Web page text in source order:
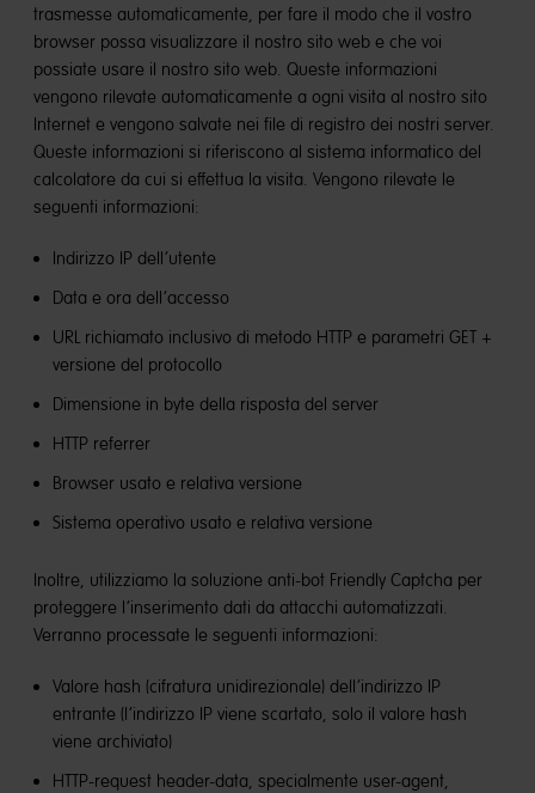
trasmesse automaticamente, per fare il modo che il vostro
browser possa visualizzare il nostro sito web e che voi
possiate usare il nostro sito web. Queste informazioni
vengono rilevate automaticamente a ogni visita al nostro sito
Internet e vengono salvate nei file di registro dei nostri server.
Queste informazioni si riferiscono al sistema informatico del
calcolatore da cui si effettua la visita. Vengono rilevate le
seguenti informazioni:
Indirizzo IP dell’utente
Data e ora dell’accesso
URL richiamato inclusivo di metodo HTTP e parametri GET +
versione del protocollo
Dimensione in byte della risposta del server
HTTP referrer
Browser usato e relativa versione
Sistema operativo usato e relativa versione
Inoltre, utilizziamo la soluzione anti-bot Friendly Captcha per
proteggere l’inserimento dati da attacchi automatizzati.
Verranno processate le seguenti informazioni:
Valore hash (cifratura unidirezionale) dell’indirizzo IP
entrante (l’indirizzo IP viene scartato, solo il valore hash
viene archiviato)
HTTP-request header-data, specialmente user-agent,